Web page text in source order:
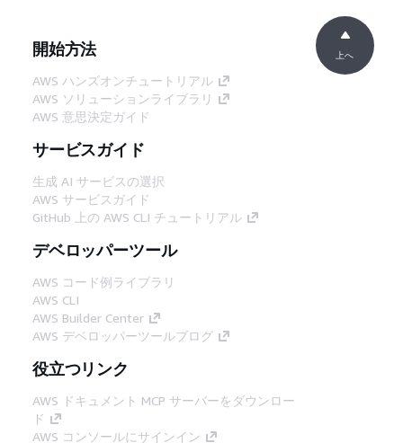
開始方法
AWS ハンズオンチュートリアル
AWS ソリューションライブラリ
AWS 意思決定ガイド
サービスガイド
生成 AI サービスの選択
AWS サービスガイド
GitHub 上の AWS CLI チュートリアル
デベロッパーツール
AWS コード例ライブラリ
AWS CLI
AWS Builder Center
AWS デベロッパーツールブログ
役立つリンク
AWS ドキュメント MCP サーバーをダウンロー
ド
AWS コンソールにサインイン
上へ